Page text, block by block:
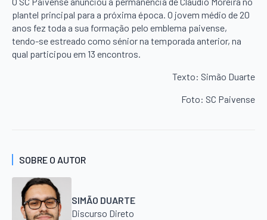
plantel principal para a próxima época. O jovem médio de 20
anos fez toda a sua formação pelo emblema paivense,
tendo-se estreado como sénior na temporada anterior, na
qual participou em 13 encontros.
Texto: Simão Duarte
Foto: SC Paivense
SOBRE O AUTOR
SIMÃO DUARTE
Discurso Direto